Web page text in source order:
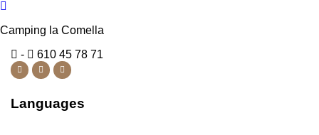
Camping la Comella
-
610 45 78 71
Languages